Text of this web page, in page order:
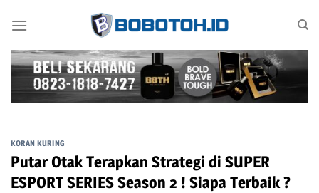
KORAN KURING
Putar Otak Terapkan Strategi di SUPER
ESPORT SERIES Season 2 ! Siapa Terbaik ?